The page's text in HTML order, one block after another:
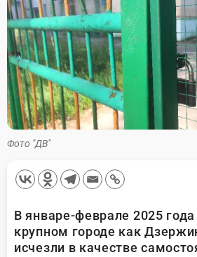
Фото "ДВ"
В январе-феврале 2025
крупном городе как
исчезли в качестве